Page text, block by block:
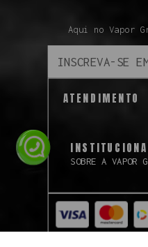
Aqui no Vapor
ATENDIMENTO
SOBRE A VAPOR